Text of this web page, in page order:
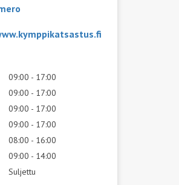
09:00 - 17:00
09:00 - 17:00
09:00 - 17:00
09:00 - 17:00
08:00 - 16:00
09:00 - 14:00
Suljettu